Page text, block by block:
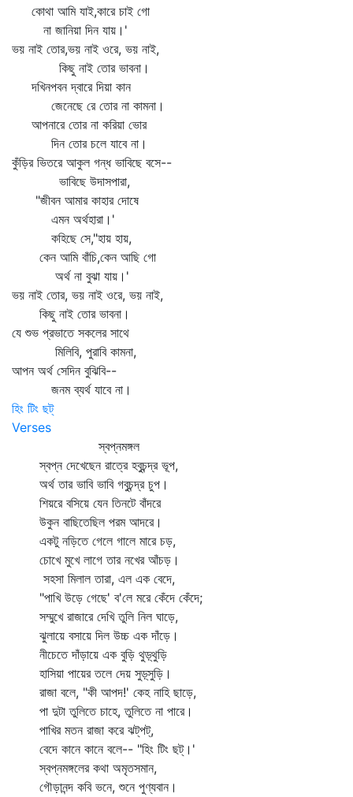
কোথা আমি যাই,কারে চাই গো
না জানিয়া দিন যায়।'
ভয় নাই তোর,ভয় নাই ওরে, ভয় নাই,
কিছু নাই তোর ভাবনা।
দখিনপবন দ্বারে দিয়া কান
জেনেছে রে তোর না কামনা।
আপনারে তোর না করিয়া ভোর
দিন তোর চলে যাবে না।
কুঁড়ির ভিতরে আকুল গন্ধ ভাবিছে বসে--
ভাবিছে উদাসপারা,
"জীবন আমার কাহার দোষে
এমন অর্থহারা।'
কহিছে সে,"হায় হায়,
কেন আমি বাঁচি,কেন আছি গো
অর্থ না বুঝা যায়।'
ভয় নাই তোর, ভয় নাই ওরে, ভয় নাই,
কিছু নাই তোর ভাবনা।
যে শুভ প্রভাতে সকলের সাথে
মিলিবি, পুরাবি কামনা,
আপন অর্থ সেদিন বুঝিবি--
জনম ব্যর্থ যাবে না।
হিং টিং ছট্‌
Verses
স্বপ্নমঙ্গল
স্বপ্ন দেখেছেন রাত্রে হবুচন্দ্র ভূপ,
অর্থ তার ভাবি ভাবি গবুচন্দ্র চুপ।
শিয়রে বসিয়ে যেন তিনটে বাঁদরে
উকুন বাছিতেছিল পরম আদরে।
একটু নড়িতে গেলে গালে মারে চড়,
চোখে মুখে লাগে তার নখের আঁচড়।
সহসা মিলাল তারা, এল এক বেদে,
"পাখি উড়ে গেছে' ব'লে মরে কেঁদে কেঁদে;
সম্মুখে রাজারে দেখি তুলি নিল ঘাড়ে,
ঝুলায়ে বসায়ে দিল উচ্চ এক দাঁড়ে।
নীচেতে দাঁড়ায়ে এক বুড়ি থুড়্‌থুড়ি
হাসিয়া পায়ের তলে দেয় সুড়্‌সুড়ি।
রাজা বলে, "কী আপদ!' কেহ নাহি ছাড়ে,
পা দুটা তুলিতে চাহে, তুলিতে না পারে।
পাখির মতন রাজা করে ঝট্‌পট্‌,
বেদে কানে কানে বলে-- "হিং টিং ছট্‌।'
স্বপ্নমঙ্গলের কথা অমৃতসমান,
গৌড়ানন্দ কবি ভনে, শুনে পুণ্যবান।